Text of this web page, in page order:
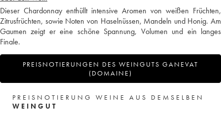
Dieser Chardonnay enthüllt intensive Aromen von weißen Früchten,
Zitrusfrüchten, sowie Noten von Haselnüssen, Mandeln und Honig. Am
Gaumen zeigt er eine schöne Spannung, Volumen und ein langes
Finale.
PREISNOTIERUNGEN DES WEINGUTS GANEVAT
(DOMAINE)
PREISNOTIERUNG WEINE AUS DEMSELBEN
WEINGUT